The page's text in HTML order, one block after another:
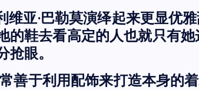
维亚·巴勒莫演绎起来更显优
的鞋去看高定的人也就只有
眼。
善于利用配饰来打造本身的